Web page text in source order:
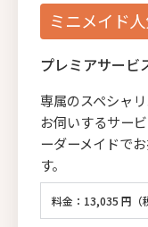
ミニメイド
プレミアサービ
専属のスペシャ
お伺いするサー
ーダーメイドで
す。
料金：13,035 円（